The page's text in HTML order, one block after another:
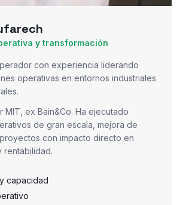
y transformación
con experiencia liderando
operativas en entornos industriales
MIT, ex Bain&Co. Ha ejecutado
de gran escala, mejora de
con impacto directo en
rentabilidad.
capacidad